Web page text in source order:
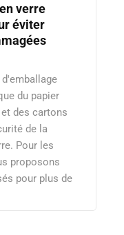
verre
éviter
du papier
des cartons
de la
Pour les
proposons
pour plus de